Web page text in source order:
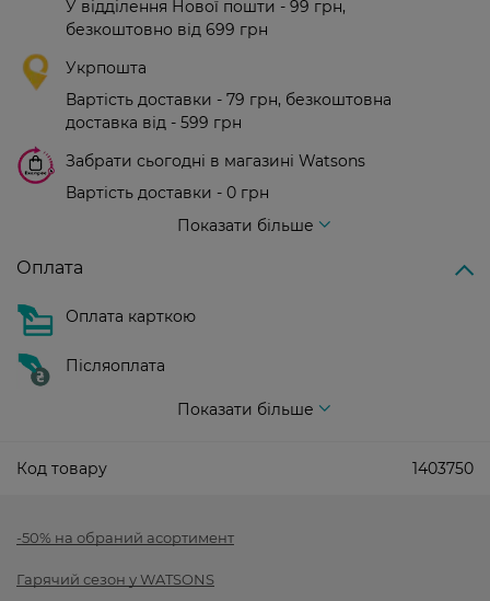
У відділення Нової пошти - 99 грн,
безкоштовно від 699 грн
Укрпошта
Вартість доставки - 79 грн, безкоштовна
доставка від - 599 грн
Забрати сьогодні в магазині Watsons
Вартість доставки - 0 грн
Показати більше
Оплата
Оплата карткою
Післяоплата
Показати більше
Код товару 1403750
-50% на обраний асортимент
Гарячий сезон у WATSONS